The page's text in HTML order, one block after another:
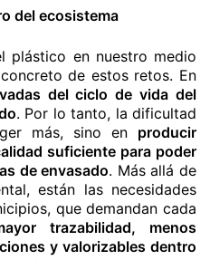
del ecosistema
plástico en nuestro medio
de estos retos. En
del ciclo de vida del
. Por lo tanto, la dificultad
más, sino en producir
suficiente para poder
de envasado. Más allá de
están las necesidades
que demandan cada
trazabilidad, menos
y valorizables dentro